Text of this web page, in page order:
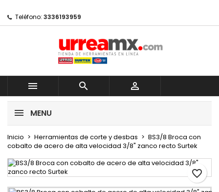
Teléfono: 3336193959
  
MENU
Inicio Herramientas de corte y desbas
BS3/8 Broca con
cobalto de acero de alta velocidad 3/8" zanco recto Surtek
favorite_border
Mi lista de regalos
Crear nueva lista
Crear lista de deseos
Nombre de la lista de deseos
Iniciar sesión
Debe iniciar sesión para guardar productos en su lista de
Iniciar sesión